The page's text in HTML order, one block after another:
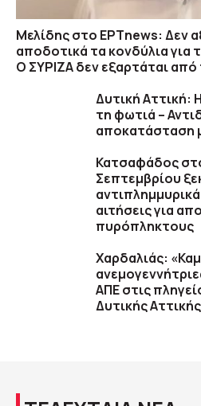
Μελίδης στο ΕΡΤnews: Δεν
αποδοτικά τα κονδύλια για
Ο ΣΥΡΙΖΑ δεν εξαρτάται
Δυτική Αττική:
τη φωτιά –
αποκατάσταση
Κατσαφάδος
Σεπτεμβρίου
αιτήσεις για
πυρόπληκτους
Χαρδαλιάς:
ΑΠΕ στις
Δυτικής Αττικής